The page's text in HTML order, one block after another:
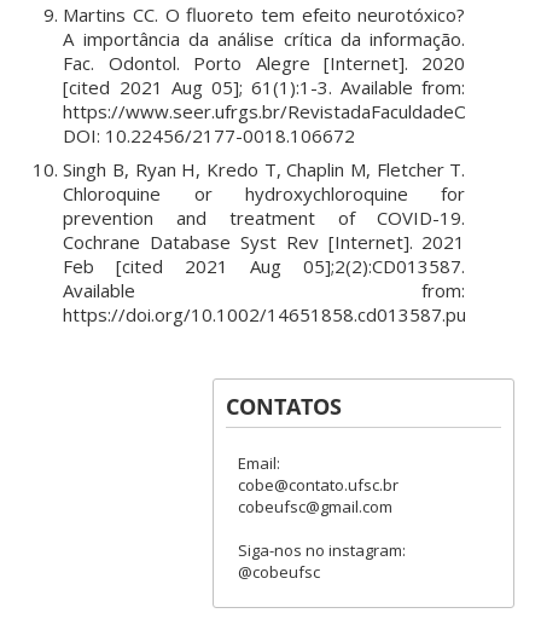
Martins CC. O fluoreto tem efeito neurotóxico?
A importância da análise crítica da informação.
Fac. Odontol. Porto Alegre [Internet]. 2020
[cited 2021 Aug 05]; 61(1):1-3. Available from:
https://www.seer.ufrgs.br/
DOI: 10.22456/2177-0018.106672
Singh B, Ryan H, Kredo T, Chaplin M, Fletcher T.
Chloroquine or hydroxychloroquine for
prevention and treatment of COVID-19.
Cochrane Database Syst Rev [Internet]. 2021
Feb [cited 2021 Aug 05];2(2):CD013587.
Available from:
https://doi.org/10.1002/14651858.cd013587.pub2
CONTATOS
Email:
cobe@contato.ufsc.br
cobeufsc@gmail.com
Siga-nos no instagram:
@cobeufsc